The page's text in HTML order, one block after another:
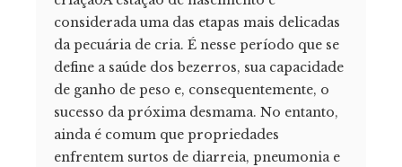
considerada uma das etapas mais delicadas
da pecuária de cria. É nesse período que se
define a saúde dos bezerros, sua capacidade
de ganho de peso e, consequentemente, o
sucesso da próxima desmama. No entanto,
ainda é comum que propriedades
enfrentem surtos de diarreia, pneumonia e